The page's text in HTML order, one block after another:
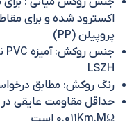
اکسترود شده و برای
پروپیلن (PP)
LSZH
رنگ روکش: مطابق
0.011Km.MΩ است